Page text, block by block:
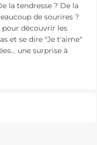
la tendresse ? De la
de sourires ?
pour découvrir les
et se dire "Je t'aime"
une surprise à